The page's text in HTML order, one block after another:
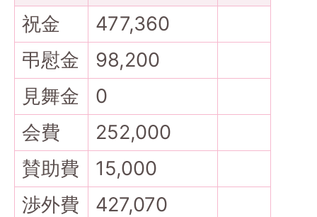
祝金
477,360
弔慰金
98,200
見舞金
0
会費
252,000
賛助費
15,000
渉外費
427,070